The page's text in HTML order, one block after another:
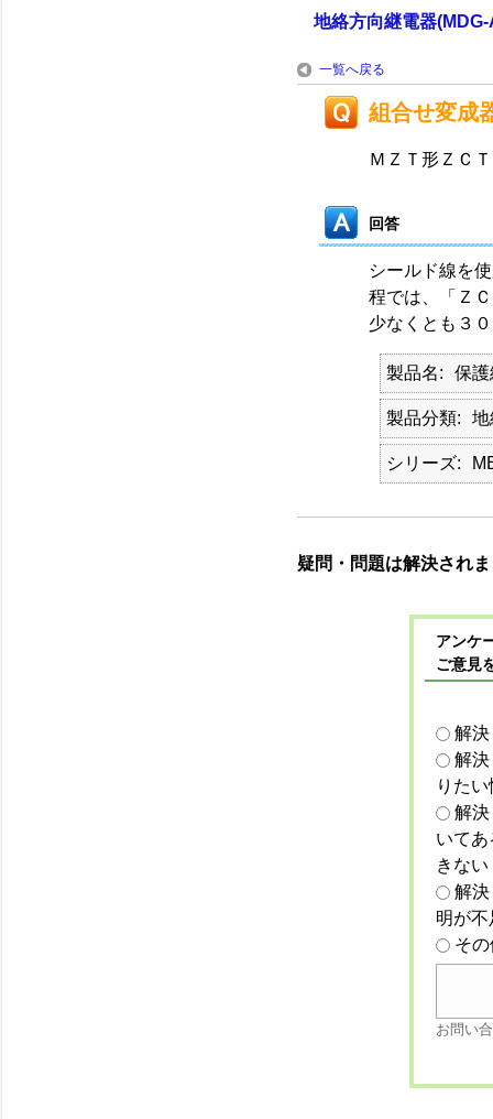
地絡方向継電器
一覧へ戻る
組合せ変成
ＭＺＴ形ＺＣ
回答
シールド線を
程では、「Ｚ
少なくとも３
製品名 保
製品分類 地
シリーズ
疑問・問題は解決され
アンケ
ご意見
解
解
りた
解
いて
きない
解
明が
そ
お問い